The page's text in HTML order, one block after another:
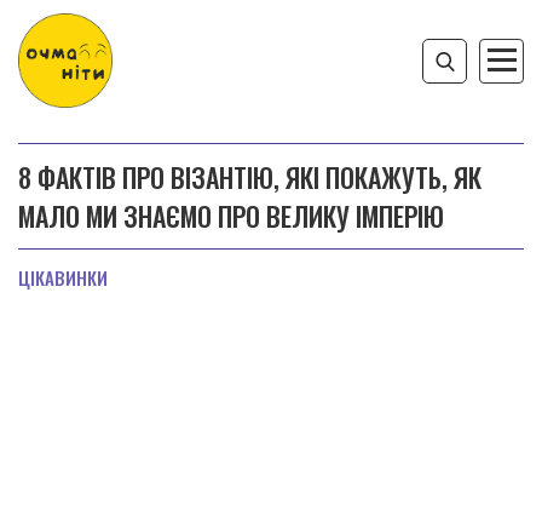
8 ФАКТІВ ПРО ВІЗАНТІЮ, ЯКІ ПОКАЖУТЬ, ЯК
МАЛО МИ ЗНАЄМО ПРО ВЕЛИКУ ІМПЕРІЮ
ЦІКАВИНКИ